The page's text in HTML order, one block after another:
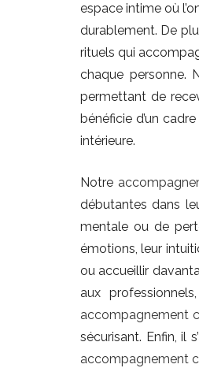
espace intime où
durablement. De
rituels qui
chaque personne.
permettant de
bénéficie d’un
intérieure.
Notre
débutantes dans
mentale ou de
émotions, leur
ou accueillir
aux
accompagnement
sécurisant. Enfin, il
accompagnement